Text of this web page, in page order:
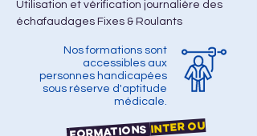
Utilisation et vérification journalière des
échafaudages Fixes & Roulants
Nos formations sont
accessibles aux
personnes handicapées
sous réserve d'aptitude
médicale.
FormationsInter ou